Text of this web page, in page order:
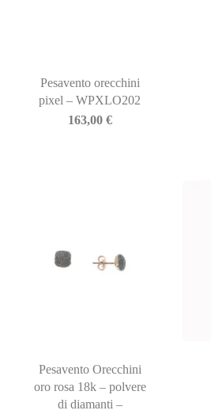
Pesavento orecchini
pixel – WPXLO202
163,00 €
Pesavento Orecchini
oro rosa 18k – polvere
di diamanti –